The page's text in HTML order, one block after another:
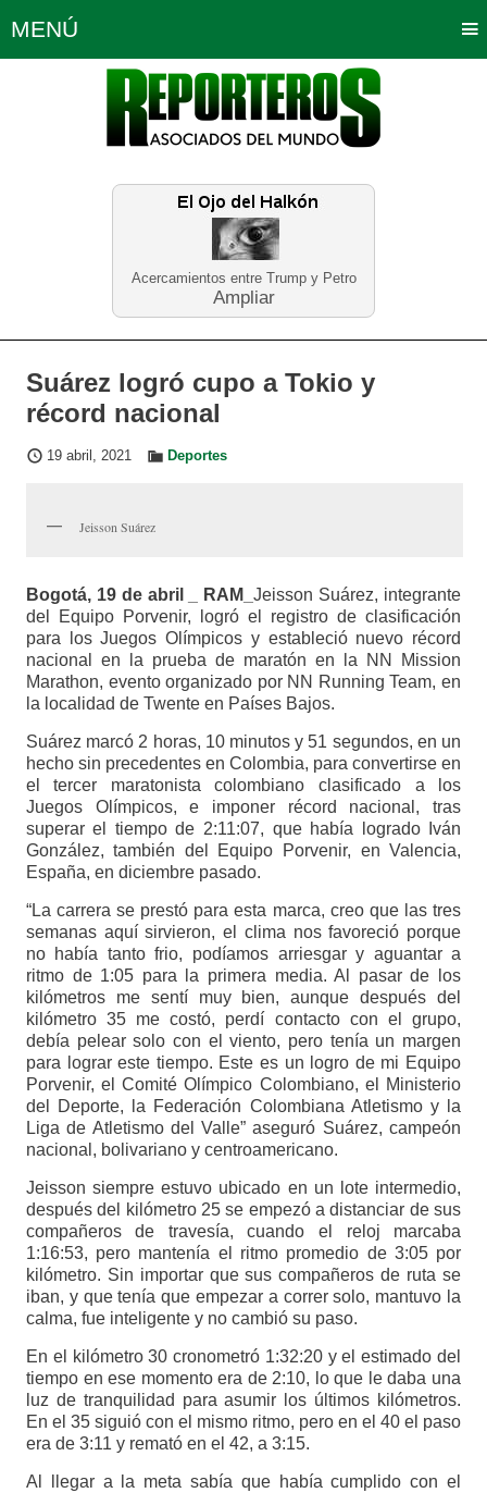
Acercamientos entre Trump y Petro
Ampliar
MENÚ
Política Opinión Bogotá
Planeta Tierra Deportes
Educación Neira
Suárez logró cupo a Tokio y
récord nacional
19 abril, 2021 Deportes
Jeisson Suárez
Bogotá, 19 de abril _ RAM_Jeisson Suárez, integrante
del Equipo Porvenir, logró el registro de clasificación
para los Juegos Olímpicos y estableció nuevo récord
nacional en la prueba de maratón en la NN Mission
Marathon, evento organizado por NN Running Team, en
la localidad de Twente en Países Bajos.
Suárez marcó 2 horas, 10 minutos y 51 segundos, en un
hecho sin precedentes en Colombia, para convertirse en
el tercer maratonista colombiano clasificado a los
Juegos Olímpicos, e imponer récord nacional, tras
superar el tiempo de 2:11:07, que había logrado Iván
González, también del Equipo Porvenir, en Valencia,
España, en diciembre pasado.
“La carrera se prestó para esta marca, creo que las tres
semanas aquí sirvieron, el clima nos favoreció porque
no había tanto frio, podíamos arriesgar y aguantar a
ritmo de 1:05 para la primera media. Al pasar de los
kilómetros me sentí muy bien, aunque después del
kilómetro 35 me costó, perdí contacto con el grupo,
debía pelear solo con el viento, pero tenía un margen
para lograr este tiempo. Este es un logro de mi Equipo
Porvenir, el Comité Olímpico Colombiano, el Ministerio
del Deporte, la Federación Colombiana Atletismo y la
Liga de Atletismo del Valle” aseguró Suárez, campeón
nacional, bolivariano y centroamericano.
Jeisson siempre estuvo ubicado en un lote intermedio,
después del kilómetro 25 se empezó a distanciar de sus
compañeros de travesía, cuando el reloj marcaba
1:16:53, pero mantenía el ritmo promedio de 3:05 por
kilómetro. Sin importar que sus compañeros de ruta se
iban, y que tenía que empezar a correr solo, mantuvo la
calma, fue inteligente y no cambió su paso.
En el kilómetro 30 cronometró 1:32:20 y el estimado del
tiempo en ese momento era de 2:10, lo que le daba una
luz de tranquilidad para asumir los últimos kilómetros.
En el 35 siguió con el mismo ritmo, pero en el 40 el paso
era de 3:11 y remató en el 42, a 3:15.
Al llegar a la meta sabía que había cumplido con el